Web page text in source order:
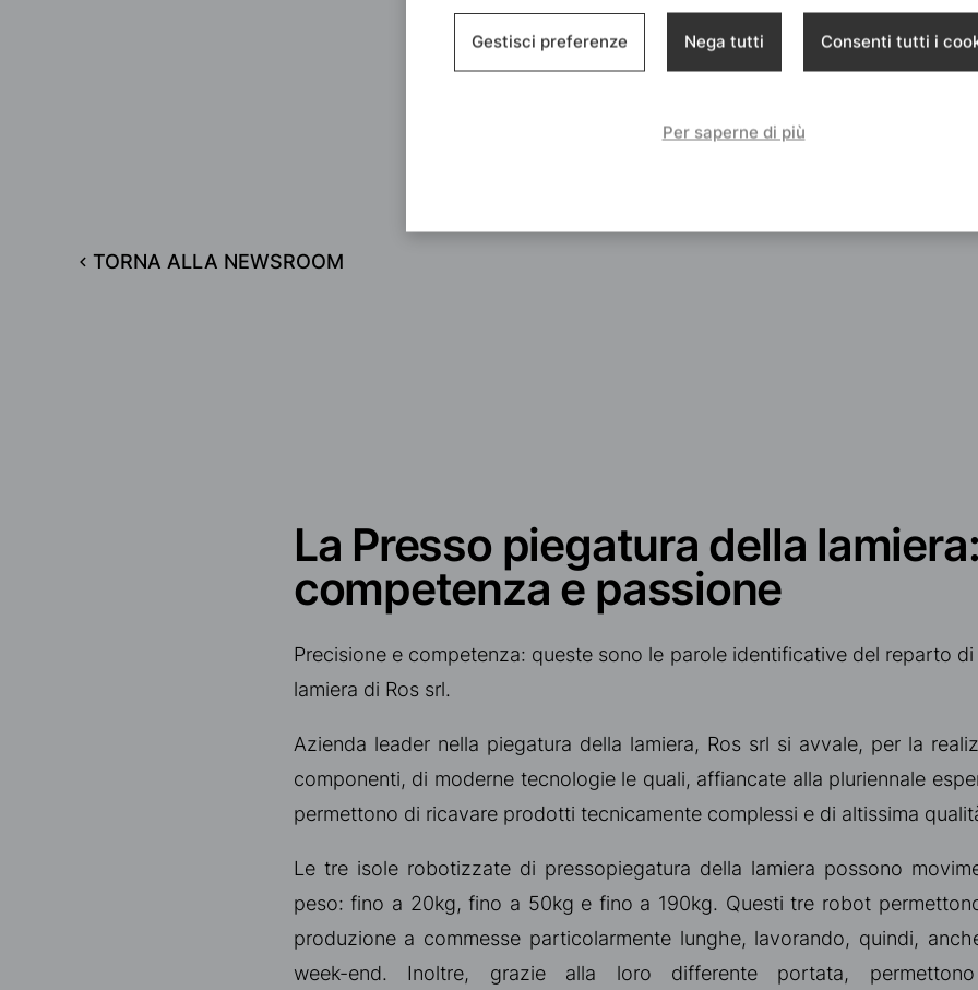
TORNA ALLA NEWSROOM
La Presso piegatura della
competenza e passione
Precisione e competenza: queste sono le parole identificative del reparto
lamiera di Ros srl.
Azienda leader nella piegatura della lamiera, Ros srl si avvale, per la
componenti, di moderne tecnologie le quali, affiancate alla pluriennale
permettono di ricavare prodotti tecnicamente complessi e di altissima
Le tre isole robotizzate di pressopiegatura della lamiera possono
peso: fino a 20kg, fino a 50kg e fino a 190kg. Questi tre robot
produzione a commesse particolarmente lunghe, lavorando, quindi,
week-end. Inoltre, grazie alla loro differente portata,
Gestisci preferenze Nega tutti Consenti tutti i
Per saperne di più